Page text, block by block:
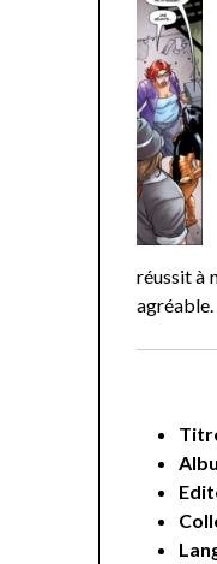
réussit à
agréable.